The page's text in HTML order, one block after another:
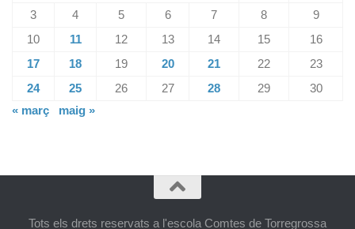
3
4 5 6 7 8
9
10
11 12 13 14 15
16
17
18 19 20 21 22
23
24
25 26 27 28 29
30
« març
maig »
Tots els drets reservats a l'escola Comtes de Torregrossa